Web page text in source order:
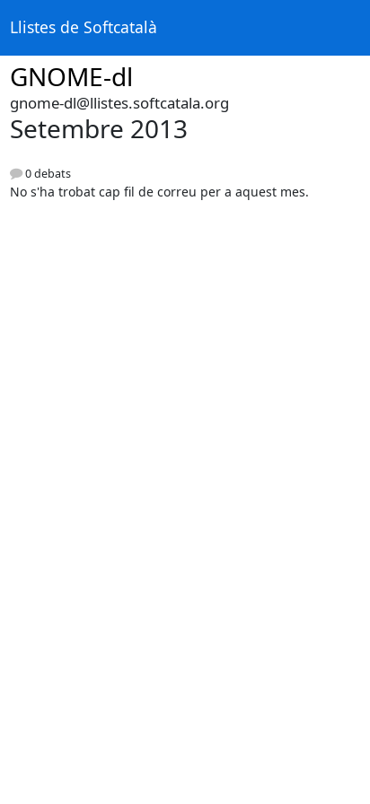
Llistes de Softcatalà
GNOME-dl
gnome-dl@llistes.softcatala.org
Setembre 2013
0 debats
No s'ha trobat cap fil de correu per a aquest mes.